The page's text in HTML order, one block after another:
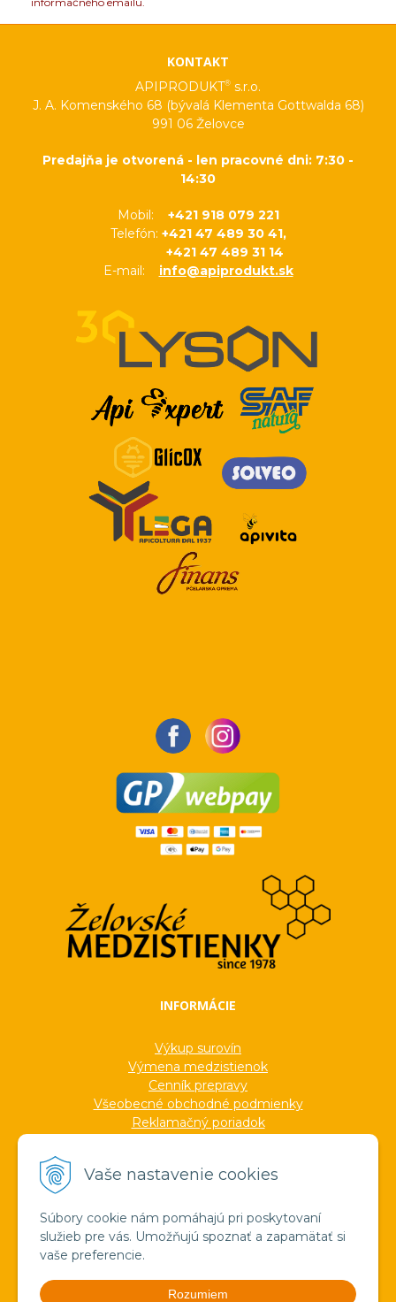
Vaše nastavenie cookies
Súbory cookie nám pomáhajú pri poskytovaní
služieb pre vás. Umožňujú spoznať a zapamätať si
vaše preferencie.
Rozumiem
KONTAKT
APIPRODUKT® s.r.o.
J. A. Komenského 68 (bývalá Klementa Gottwalda 68)
991 06 Želovce
Predajňa je otvorená - len pracovné dni: 7:30 -
14:30
Mobil: +421 918 079 221
Telefón: +421 47 489 30 41,
+421 47 489 31 14
E-mail: info@apiprodukt.sk
INFORMÁCIE
Výkup surovín
Výmena medzistienok
Cenník prepravy
Všeobecné obchodné podmienky
Reklamačný poriadok
Formuláre
Ocenenia
Veľkoobchod
Verejné obstarávanie
Pravda o medzistienkach a vosku